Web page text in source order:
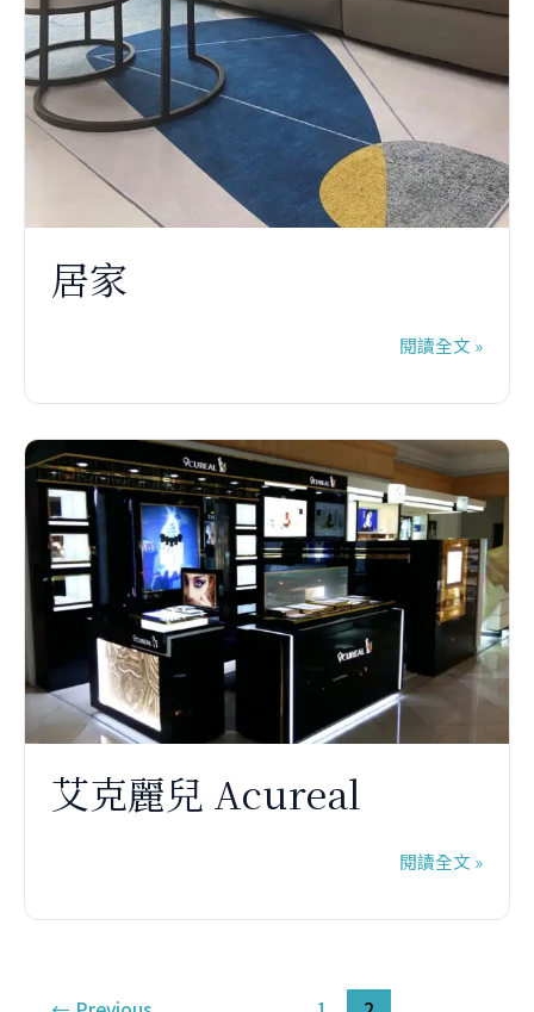
居家
閱讀全文 »
艾克麗兒 Acureal
艾
克
麗
兒
Acureal
閱讀全文 »